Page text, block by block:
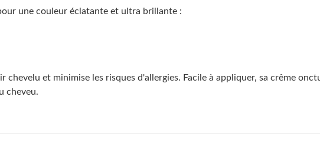
une couleur éclatante et ultra brillante :
chevelu et minimise les risques d'allergies. Facile à appliquer, sa crême
cheveu.